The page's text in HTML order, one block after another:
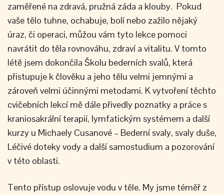
zaměřené na zdravá, pružná záda a klouby. Pokud
vaše tělo tuhne, ochabuje, bolí nebo zažilo nějaký
úraz, či operaci, můžou vám tyto lekce pomoci
navrátit do těla rovnováhu, zdraví a vitalitu. V tomto
létě jsem dokončila Školu bederních svalů, která
přistupuje k člověku a jeho tělu velmi jemnými a
zároveň velmi účinnými metodami. K vytvoření těchto
cvičebních lekcí mě dále přivedly poznatky a práce s
kraniosakrální terapií, lymfatickým systémem a další
kurzy u Michaely Cusanové – Bederní svaly, svaly duše,
Léčivé doteky vody a další samostudium a pozorování
v této oblasti.
Tento přístup oslovuje vodu v těle. My jsme téměř z